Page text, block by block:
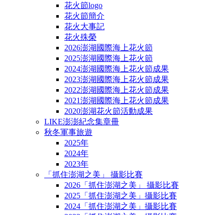
花火節logo
花火節簡介
花火大事記
花火殊榮
2026澎湖國際海上花火節
2025澎湖國際海上花火節
2024澎湖國際海上花火節成果
2023澎湖國際海上花火節成果
2022澎湖國際海上花火節成果
2021澎湖國際海上花火節成果
2020澎湖花火節活動成果
LIKE澎澎紀念集章冊
秋冬軍事旅遊
2025年
2024年
2023年
「抓住澎湖之美」 攝影比賽
2026「抓住澎湖之美」 攝影比賽
2025「抓住澎湖之美」攝影比賽
2024「抓住澎湖之美」攝影比賽